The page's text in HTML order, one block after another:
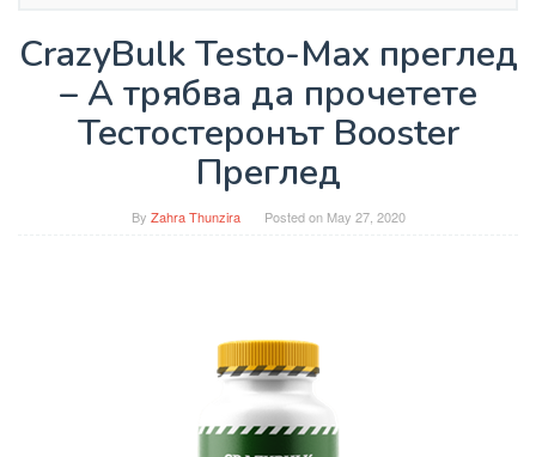
CrazyBulk Testo-Max преглед
– А трябва да прочетете
Тестостеронът Booster
Преглед
By Zahra Thunzira Posted on May 27, 2020